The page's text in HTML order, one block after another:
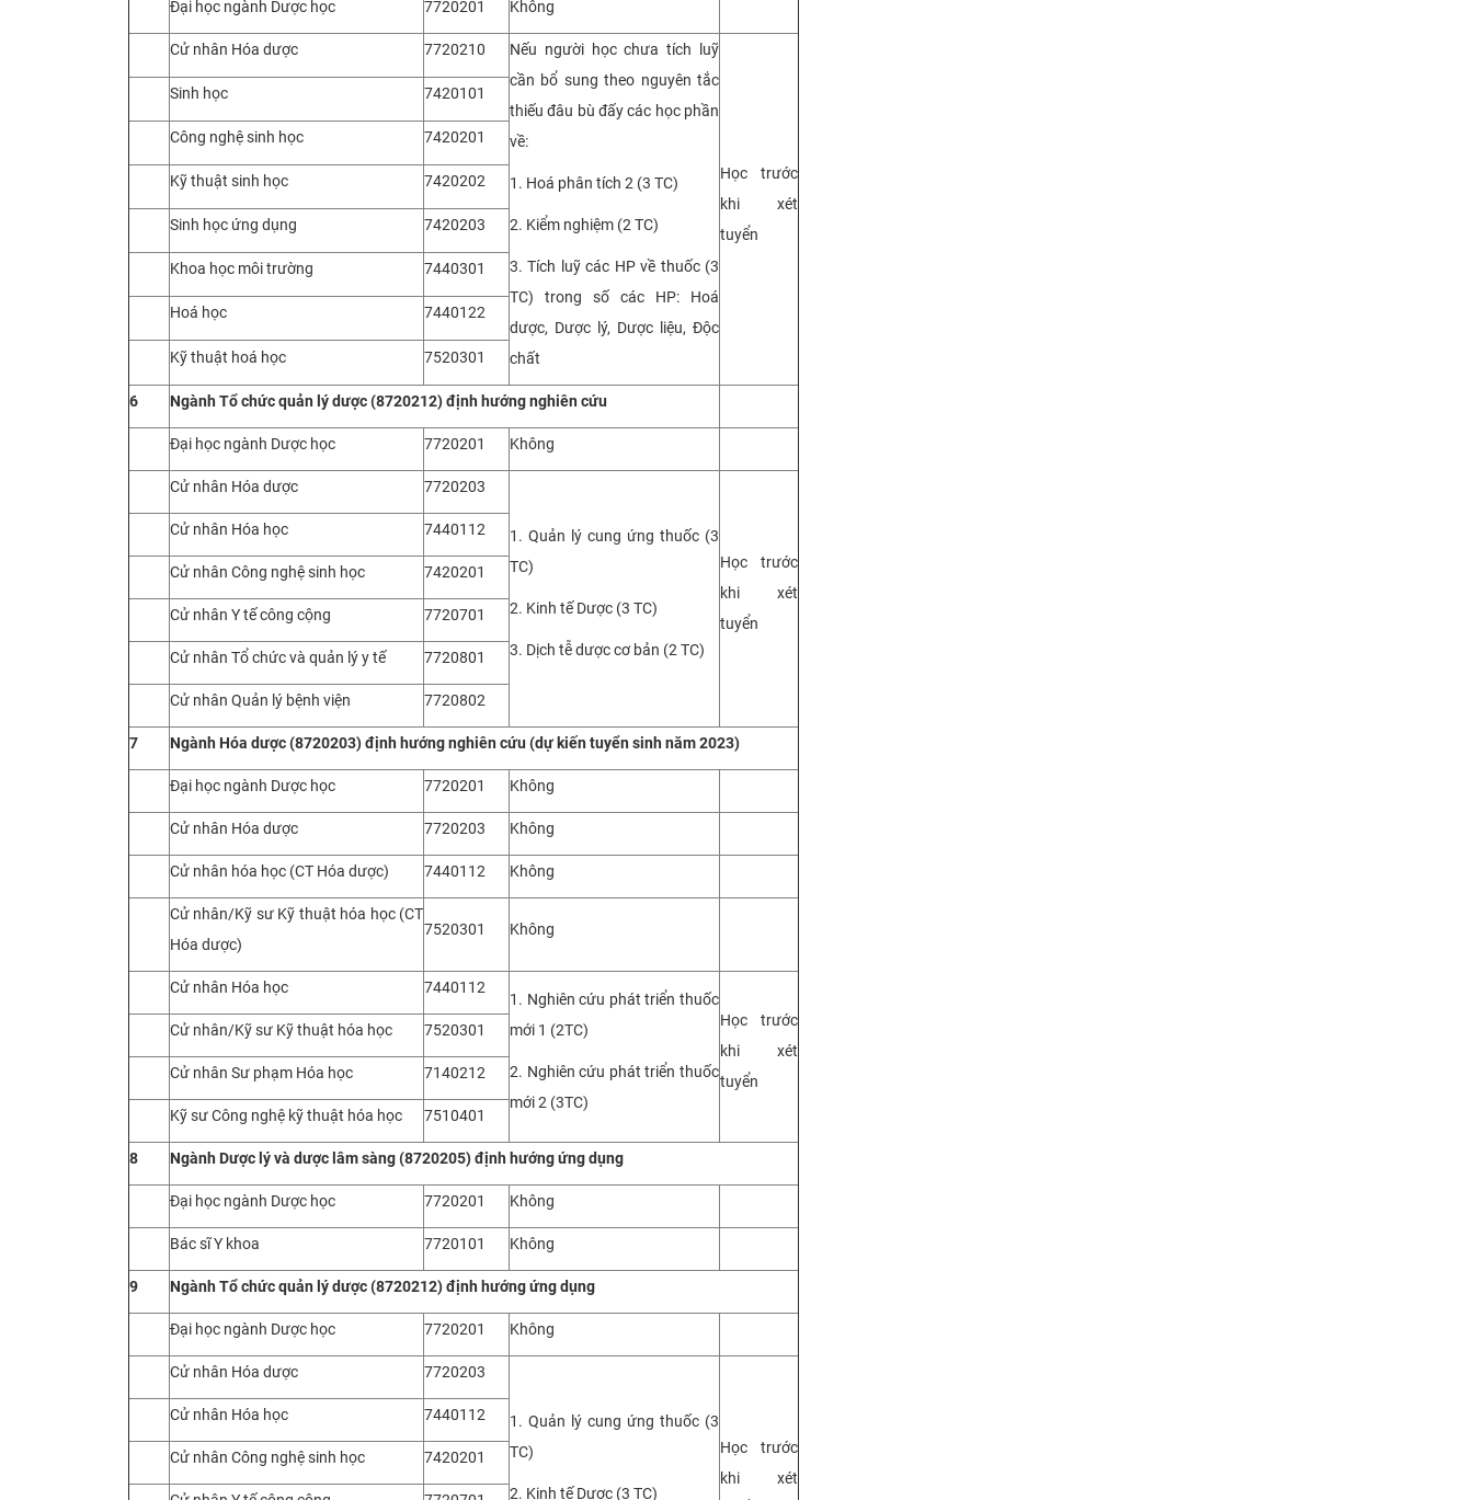
Đại học ngành Dược học 7720201 Không
Cử nhân Hóa dược 7720210
Nếu người học chưa tích luỹ
cần bổ sung theo nguyên tắc
thiếu đâu bù đấy các học phần
về:
1. Hoá phân tích 2 (3 TC)
2. Kiểm nghiệm (2 TC)
3. Tích luỹ các HP về thuốc (3
TC) trong số các HP: Hoá
dược, Dược lý, Dược liệu, Độc
chất
Học trước
khi xét
tuyển
Sinh học 7420101
Công nghệ sinh học 7420201
Kỹ thuật sinh học 7420202
Sinh học ứng dụng 7420203
Khoa học môi trường 7440301
Hoá học 7440122
Kỹ thuật hoá học 7520301
6 Ngành Tổ chức quản lý dược (8720212) định hướng nghiên cứu
Đại học ngành Dược học 7720201 Không
Cử nhân Hóa dược 7720203
1. Quản lý cung ứng thuốc (3
TC)
2. Kinh tế Dược (3 TC)
3. Dịch tễ dược cơ bản (2 TC)
Học trước
khi xét
tuyển
Cử nhân Hóa học 7440112
Cử nhân Công nghệ sinh học 7420201
Cử nhân Y tế công cộng 7720701
Cử nhân Tổ chức và quản lý y tế 7720801
Cử nhân Quản lý bệnh viện 7720802
7 Ngành Hóa dược (8720203) định hướng nghiên cứu (dự kiến tuyển sinh năm 2023)
Đại học ngành Dược học 7720201 Không
Cử nhân Hóa dược 7720203 Không
Cử nhân hóa học (CT Hóa dược) 7440112 Không
Cử nhân/Kỹ sư Kỹ thuật hóa học (CT
Hóa dược)
7520301 Không
Cử nhân Hóa học 7440112
1. Nghiên cứu phát triển thuốc
mới 1 (2TC)
2. Nghiên cứu phát triển thuốc
mới 2 (3TC)
Học trước
khi xét
tuyển
Cử nhân/Kỹ sư Kỹ thuật hóa học 7520301
Cử nhân Sư phạm Hóa học 7140212
Kỹ sư Công nghệ kỹ thuật hóa học 7510401
8 Ngành Dược lý và dược lâm sàng (8720205) định hướng ứng dụng
Đại học ngành Dược học 7720201 Không
Bác sĩ Y khoa 7720101 Không
9 Ngành Tổ chức quản lý dược (8720212) định hướngứng dụng
Đại học ngành Dược học 7720201 Không
Cử nhân Hóa dược 7720203
1. Quản lý cung ứng thuốc (3
TC)
2. Kinh tế Dược (3 TC)
Học trước
khi xét
Cử nhân Hóa học 7440112
Cử nhân Công nghệ sinh học 7420201